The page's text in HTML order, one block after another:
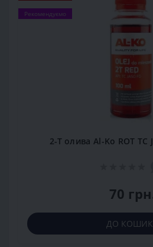
Рекомендуємо
2-Т олива Al-Ko ROT TC
70
ДО